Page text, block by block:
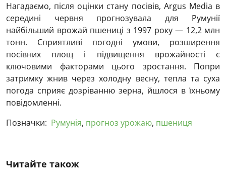
Нагадаємо, після оцінки стану посівів, Argus Media в
середині червня прогнозувала для Румунії
найбільший врожай пшениці з 1997 року — 12,2 млн
тонн. Сприятливі погодні умови, розширення
посівних площ і підвищення врожайності є
ключовими факторами цього зростання. Попри
затримку жнив через холодну весну, тепла та суха
погода сприяє дозріванню зерна, йшлося в їхньому
повідомленні.
Позначки: Румунія, прогноз урожаю, пшениця
Читайте також